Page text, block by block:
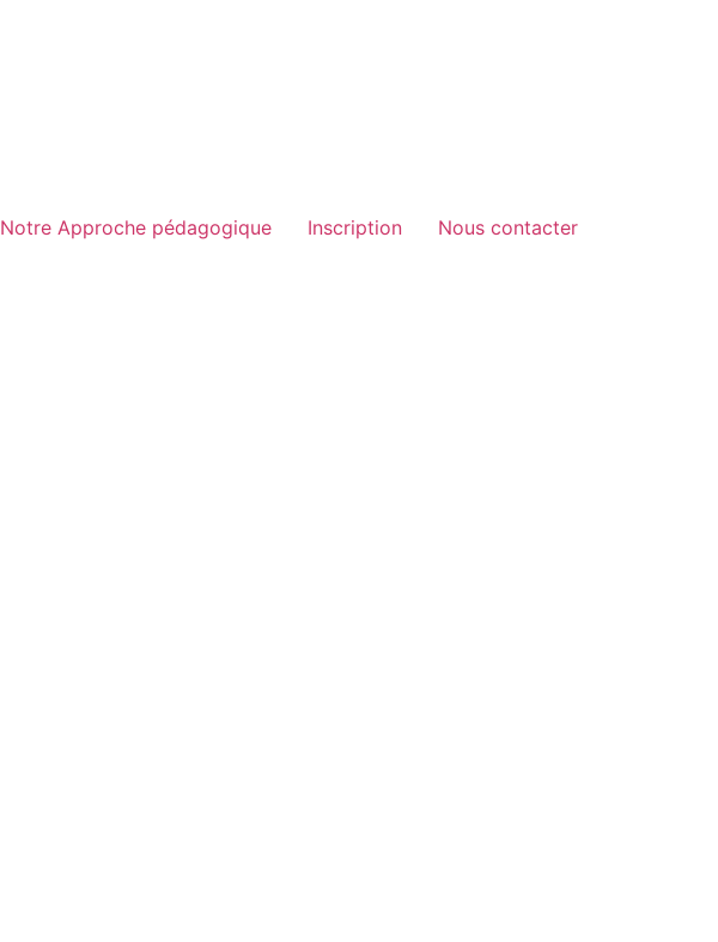
Notre Approche pédagogique Inscription Nous contacter